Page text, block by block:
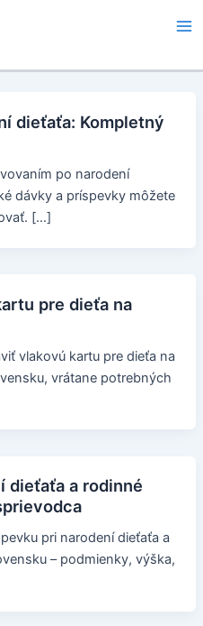
dieťaťa: Kompletný
po narodení
dávky a príspevky môžete
[…]
pre dieťa na
vlakovú kartu pre dieťa na
vrátane potrebných
dieťaťa a rodinné
pri narodení dieťaťa a
– podmienky, výška,